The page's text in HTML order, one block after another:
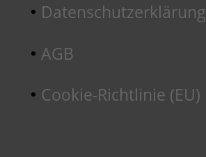
Datenschutzerklärung
AGB
Cookie-Richtlinie (EU)